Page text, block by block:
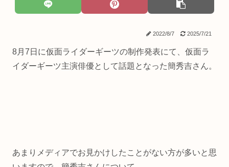
2022/8/7 2025/7/21
8月7日に仮面ライダーギーツの制作発表にて、仮面ラ
イダーギーツ主演俳優として話題となった簡秀吉さん。
あまりメディアでお見かけしたことがない方が多いと思